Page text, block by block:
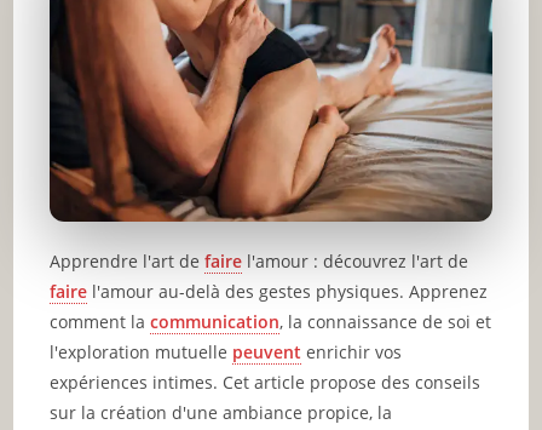
Apprendre l'art defaire l'amour : découvrez l'art de
faire l'amour au-delà des gestes physiques. Apprenez
comment lacommunication, la connaissance de soi et
l'exploration mutuelle peuvent enrichir vos
expériences intimes. Cet article propose des conseils
sur la création d'une ambiance propice, la